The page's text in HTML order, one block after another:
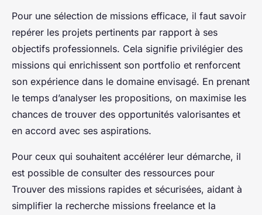
Pour une sélection de missions efficace, il faut savoir
repérer les projets pertinents par rapport à ses
objectifs professionnels. Cela signifie privilégier des
missions qui enrichissent son portfolio et renforcent
son expérience dans le domaine envisagé. En prenant
le temps d’analyser les propositions, on maximise les
chances de trouver des opportunités valorisantes et
en accord avec ses aspirations.
Pour ceux qui souhaitent accélérer leur démarche, il
est possible de consulter des ressources pour
Trouver des missions rapides et sécurisées, aidant à
simplifier la recherche missions freelance et la